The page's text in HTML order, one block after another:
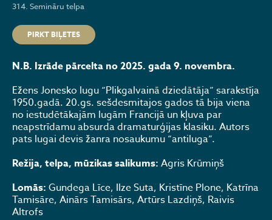
314. Semināru telpa
PIRKT BIĻETES
N.B. Izrāde pārcelta no 2025. gada 9. novembra.
Ežens Jonesko lugu “Plikgalvainā dziedātāja” sarakstīja
1950.gadā. 20.gs. sešdesmitajos gados tā bija viena
no iestudētākajām lugām Francijā un kļuva par
neapstrīdamu absurda dramaturģijas klasiku. Autors
pats lugai devis žanra nosaukumu “antiluga”.
Režija, telpa, mūzikas salikums: Agris Krūmiņš
Lomās: Gundega Līce, Ilze Suta, Kristīne Plone, Katrīna
Tamisāre, Ainārs Tamisārs, Artūrs Lazdiņš, Raivis
Altrofs